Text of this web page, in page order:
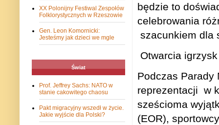
będzie to
celebrowania
szacunkiem dla
Otwarcia
Podczas Parady
reprezentacji w
sześcioma
(EOR),
XX Polonijny Festiwal Zespołów
Folklorystycznych w Rzeszowie
Gen. Leon Komornicki:
Jesteśmy jak dzieci we mgle
Świat
Prof. Jeffrey Sachs: NATO w
stanie cakowitego chaosu
Pakt migracyjny wszedł w życie.
Jakie wyjście dla Polski?